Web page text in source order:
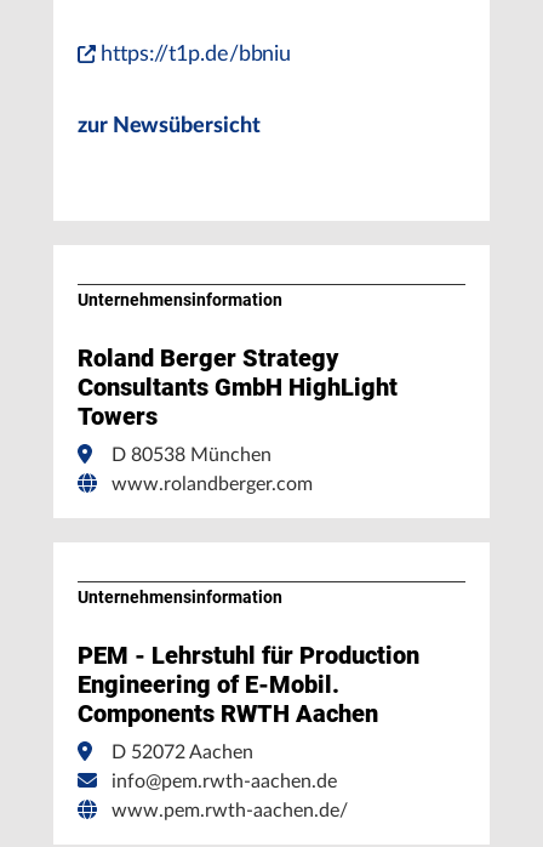
https://t1p.de/bbniu
zur Newsübersicht
Unternehmens­information
Roland Berger Strategy
Consultants GmbH HighLight
Towers
D 80538 München
www.rolandberger.com
Unternehmens­information
PEM - Lehrstuhl für Production
Engineering of E-Mobil.
Components RWTH Aachen
D 52072 Aachen
info@pem.rwth-aachen.de
www.pem.rwth-aachen.de/